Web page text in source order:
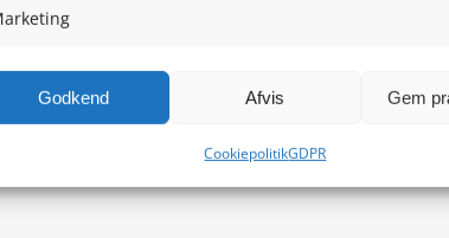
Godkend Afvis Gem
CookiepolitikGDPR